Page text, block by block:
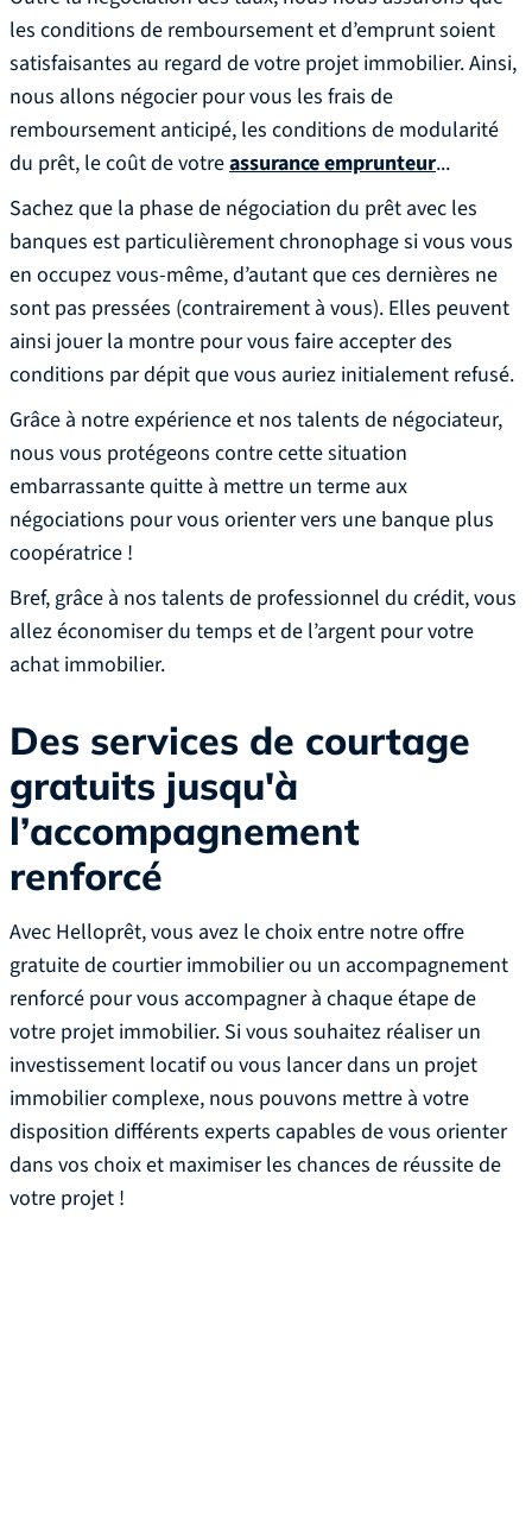
les conditions de remboursement et d’emprunt soient
satisfaisantes au regard de votre projet immobilier. Ainsi,
nous allons négocier pour vous les frais de
remboursement anticipé, les conditions de modularité
du prêt, le coût de votreassurance emprunteur...
Sachez que la phase de négociation du prêt avec les
banques est particulièrement chronophage si vous vous
en occupez vous-même, d’autant que ces dernières ne
sont pas pressées (contrairement à vous). Elles peuvent
ainsi jouer la montre pour vous faire accepter des
conditions par dépit que vous auriez initialement refusé.
Grâce à notre expérience et nos talents de négociateur,
nous vous protégeons contre cette situation
embarrassante quitte à mettre un terme aux
négociations pour vous orienter vers une banque plus
coopératrice !‍
Bref, grâce à nos talents de professionnel du crédit, vous
allez économiser du temps et de l’argent pour votre
achat immobilier.
Des services de courtage
gratuits jusqu'à
l’accompagnement
renforcé
Avec Helloprêt, vous avez le choix entre notre offre
gratuite de courtier immobilier ou un accompagnement
renforcé pour vous accompagner à chaque étape de
votre projet immobilier. Si vous souhaitez réaliser un
investissement locatif ou vous lancer dans un projet
immobilier complexe, nous pouvons mettre à votre
disposition différents experts capables de vous orienter
dans vos choix et maximiser les chances de réussite de
votre projet !